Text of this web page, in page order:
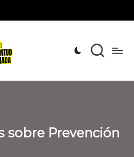
sobre Prevención